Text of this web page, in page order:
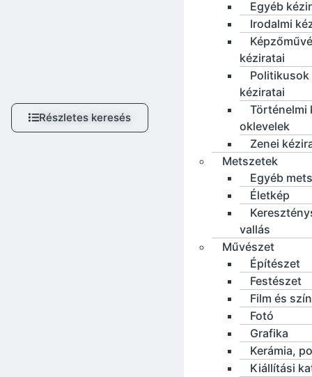
Részletes keresés
Egyéb
Irodalmi
kéziratai
Politikusok
kéziratai
Történelmi
oklevelek
Zenei
Metszetek
Egyéb
Életkép
vallás
Művészet
Építészet
Festészet
Film és
Fotó
Grafika
Kerámia,
Kiállítási